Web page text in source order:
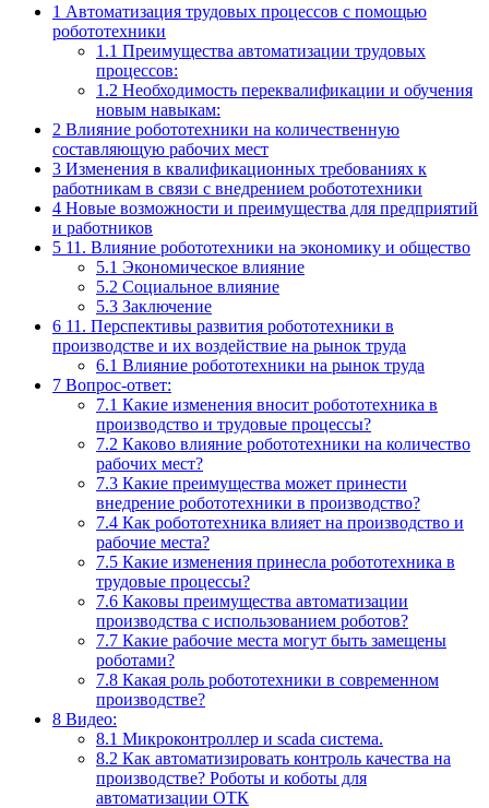
1 Автоматизация трудовых процессов с помощью
робототехники
1.1 Преимущества автоматизации трудовых
процессов:
1.2 Необходимость переквалификации и обучения
новым навыкам:
2 Влияние робототехники на количественную
составляющую рабочих мест
3 Изменения в квалификационных требованиях к
работникам в связи с внедрением робототехники
4 Новые возможности и преимущества для предприятий
и работников
5 11. Влияние робототехники на экономику и общество
5.1 Экономическое влияние
5.2 Социальное влияние
5.3 Заключение
6 11. Перспективы развития робототехники в
производстве и их воздействие на рынок труда
6.1 Влияние робототехники на рынок труда
7 Вопрос-ответ:
7.1 Какие изменения вносит робототехника в
производство и трудовые процессы?
7.2 Каково влияние робототехники на количество
рабочих мест?
7.3 Какие преимущества может принести
внедрение робототехники в производство?
7.4 Как робототехника влияет на производство и
рабочие места?
7.5 Какие изменения принесла робототехника в
трудовые процессы?
7.6 Каковы преимущества автоматизации
производства с использованием роботов?
7.7 Какие рабочие места могут быть замещены
роботами?
7.8 Какая роль робототехники в современном
производстве?
8 Видео:
8.1 Микроконтроллер и scada система.
8.2 Как автоматизировать контроль качества на
производстве? Роботы и коботы для
автоматизации ОТК